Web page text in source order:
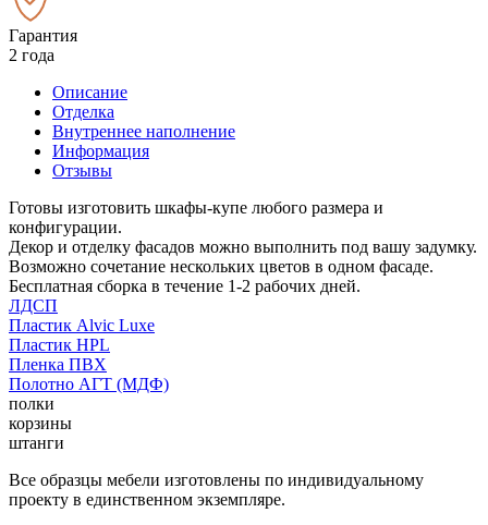
Гарантия
2 года
Описание
Отделка
Внутреннее наполнение
Информация
Отзывы
Готовы изготовить шкафы-купе любого размера и
конфигурации.
Декор и отделку фасадов можно выполнить под вашу задумку.
Возможно сочетание нескольких цветов в одном фасаде.
Бесплатная сборка в течение 1-2 рабочих дней.
ЛДСП
Пластик Alvic Luxe
Пластик HPL
Пленка ПВХ
Полотно АГТ (МДФ)
полки
корзины
штанги
Все образцы мебели изготовлены по индивидуальному
проекту в единственном экземпляре.